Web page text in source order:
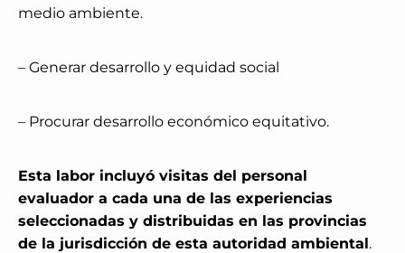
medio ambiente.
– Generar desarrollo y equidad social
– Procurar desarrollo económico equitativo.
Esta labor incluyó visitas del personal
evaluador a cada una de las experiencias
seleccionadas y distribuidas en las provincias
de la jurisdicción de esta autoridad ambiental.